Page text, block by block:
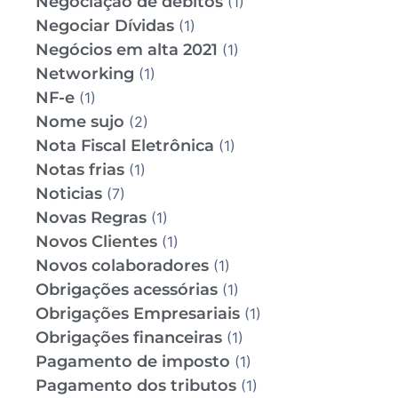
Negociar Dívidas (1)
Negócios em alta 2021 (1)
Networking (1)
NF-e (1)
Nome sujo (2)
Nota Fiscal Eletrônica (1)
Notas frias (1)
Noticias (7)
Novas Regras (1)
Novos Clientes (1)
Novos colaboradores (1)
Obrigações acessórias (1)
Obrigações Empresariais (1)
Obrigações financeiras (1)
Pagamento de imposto (1)
Pagamento dos tributos (1)